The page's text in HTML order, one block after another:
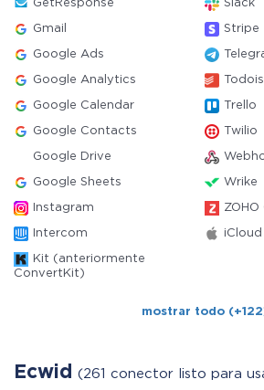
GetResponse Slack
Gmail Stripe
Google Ads
Google Analytics
Google Calendar Trello
Google Contacts Twilio
Google Drive
Google Sheets Wrike
Instagram ZOHO
Intercom iCloud
Kit (anteriormente
ConvertKit)
mostrar todo
Ecwid (261 conector listo para